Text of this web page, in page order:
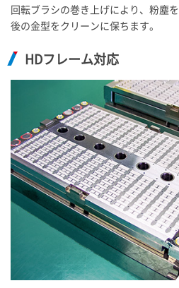
回転ブラシの巻き上げにより、粉塵
後の金型をクリーンに保ちます。
HDフレーム対応